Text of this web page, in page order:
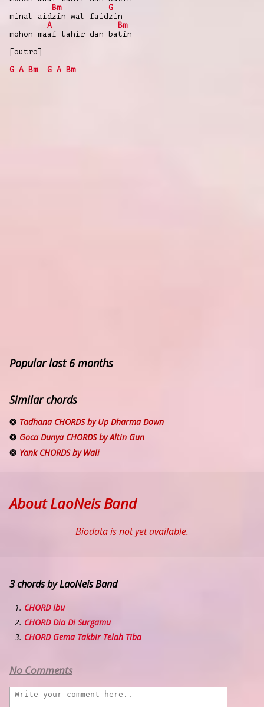
Bm
G
minal aidzin wal faidzin
A
Bm
mohon maaf lahir dan batin
[outro]
G A Bm G A Bm
Popular last 6 months
Similar chords
Tadhana CHORDS by Up Dharma Down
Goca Dunya CHORDS by Altin Gun
Yank CHORDS by Wali
About LaoNeis Band
Biodata is not yet available.
3 chords by LaoNeis Band
CHORD Ibu
CHORD Dia Di Surgamu
CHORD Gema Takbir Telah Tiba
No Comments